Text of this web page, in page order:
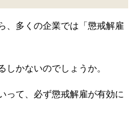
、多くの企業では「懲戒解雇
しかないのでしょうか。
って、必ず懲戒解雇が有効に